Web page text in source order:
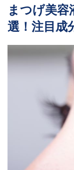
まつげ美容
選！注目成